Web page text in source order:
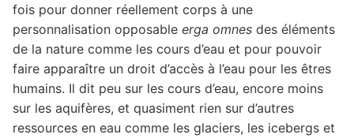
fois pour donner réellement corps à une
personnalisation opposable erga omnes des éléments
de la nature comme les cours d’eau et pour pouvoir
faire apparaître un droit d’accès à l’eau pour les êtres
humains. Il dit peu sur les cours d’eau, encore moins
sur les aquifères, et quasiment rien sur d’autres
ressources en eau comme les glaciers, les icebergs et